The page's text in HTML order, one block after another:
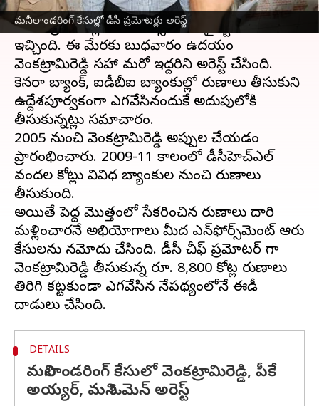
మనీలాండరింగ్ కేసుల్లో డీసీ ప్రమోటర్లు అరెస్ట్
డెక్కన్ క్రానికల్ హోల్డింగ్స్ లిమిటెడ్ (డీసీహెచ్ఎల్)
మాజీ ప్రమోటర్లకు ఎన్‌ఫోర్స్‌మెంట్‌ డైరెక్టరేట్ షాక్
ఇచ్చింది. ఈ మేరకు బుధవారం ఉదయం
వెంకట్రామిరెడ్డి సహా మరో ఇద్దరిని అరెస్ట్ చేసింది.
కెనరా బ్యాంక్, ఐడీబీఐ బ్యాంకుల్లో రుణాలు తీసుకుని
ఉద్దేశపూర్వకంగా ఎగవేసినందుకే అదుపులోకి
తీసుకున్నట్లు సమాచారం.
2005 నుంచి వెంకట్రామిరెడ్డి అప్పుల చేయడం
ప్రారంభించారు. 2009-11 కాలంలో డీసీహెచ్‌ఎల్‌
వందల కోట్లు వివిధ బ్యాంకుల నుంచి రుణాలు
తీసుకుంది.
అయితే పెద్ద మొత్తంలో సేకరించిన రుణాలు దారి
మళ్లించారనే అభియోగాలు మీద ఎన్‌ఫోర్స్‌మెంట్‌ ఆరు
కేసులను నమోదు చేసింది. డీసీ చీఫ్ ప్రమోటర్ గా
వెంకట్రామిరెడ్డి తీసుకున్న రూ. 8,800 కోట్ల రుణాలు
తిరిగి కట్టకుండా ఎగవేసిన నేపథ్యంలోనే ఈడీ
DETAILS
మనిలాండరింగ్ కేసులో వెంకట్రామిరెడ్డి, పీకే
అయ్యర్‌, మని ఓమెన్‌ అరెస్ట్